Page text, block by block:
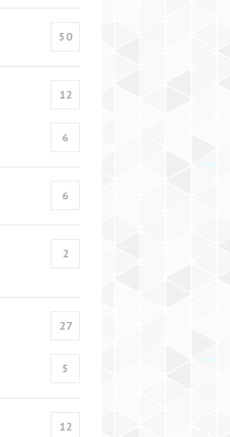
50
12
6
6
2
27
5
12